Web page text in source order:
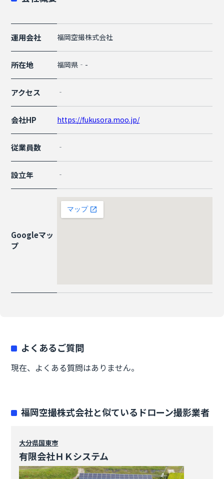
運用会社 福岡空撮株式会社
所在地 福岡県‐-
アクセス ‐
会社HP https://fukusora.moo.jp/
従業員数 ‐
設立年 ‐
Googleマッ
プ
よくあるご質問
現在、よくある質問はありません。
福岡空撮株式会社と似ているドローン撮影業者
大分県国東市
有限会社ＨＫシステム